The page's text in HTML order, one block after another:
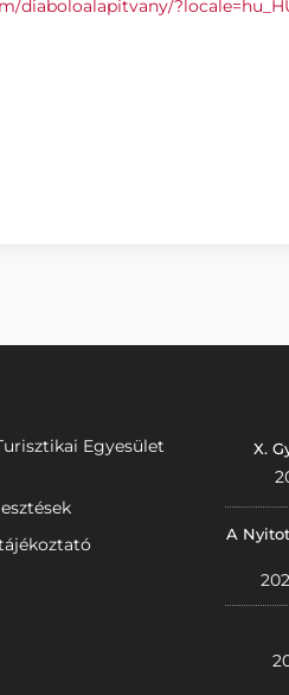
diaboloalapitvany/?locale=hu_
Egyesület
X.
A